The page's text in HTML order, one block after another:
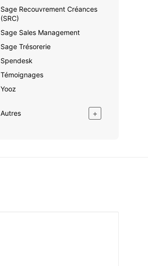
Sage Recouvrement Créances
(SRC)
Sage Sales Management
Sage Trésorerie
Spendesk
Témoignages
Yooz
Autres +